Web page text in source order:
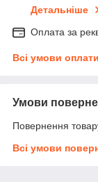
Детальніше
Оплата за
Всі умови оплати
Умови
Повернення
Всі умови